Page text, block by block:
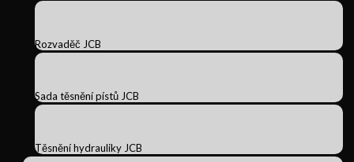
Rozvaděč JCB
Sada těsnění pístů JCB
Těsnění hydrauliky JCB